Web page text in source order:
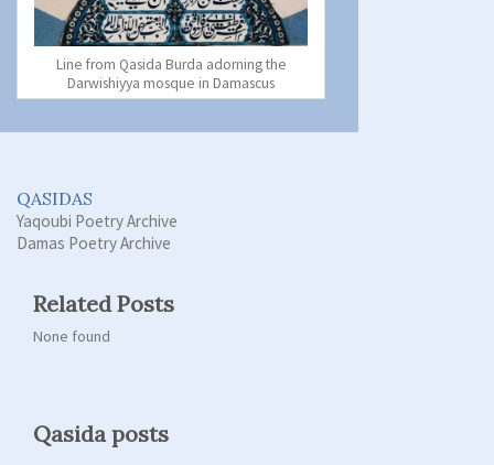
Line from Qasida Burda adorning the
Darwishiyya mosque in Damascus
QASIDAS
Yaqoubi Poetry Archive
Damas Poetry Archive
Related Posts
None found
Qasida posts